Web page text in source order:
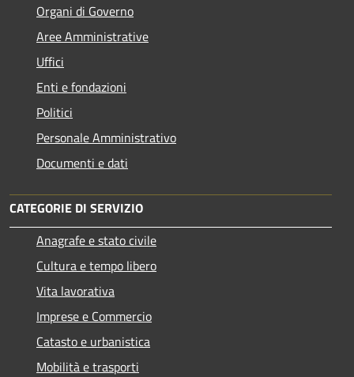
Organi di Governo
Aree Amministrative
Uffici
Enti e fondazioni
Politici
Personale Amministrativo
Documenti e dati
CATEGORIE DI SERVIZIO
Anagrafe e stato civile
Cultura e tempo libero
Vita lavorativa
Imprese e Commercio
Catasto e urbanistica
Mobilità e trasporti